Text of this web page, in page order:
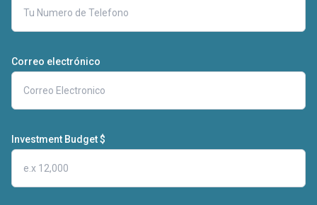
Correo electrónico
Investment Budget $